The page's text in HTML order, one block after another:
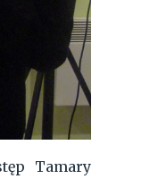
Tamary